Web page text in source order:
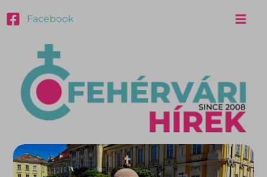
Facebook